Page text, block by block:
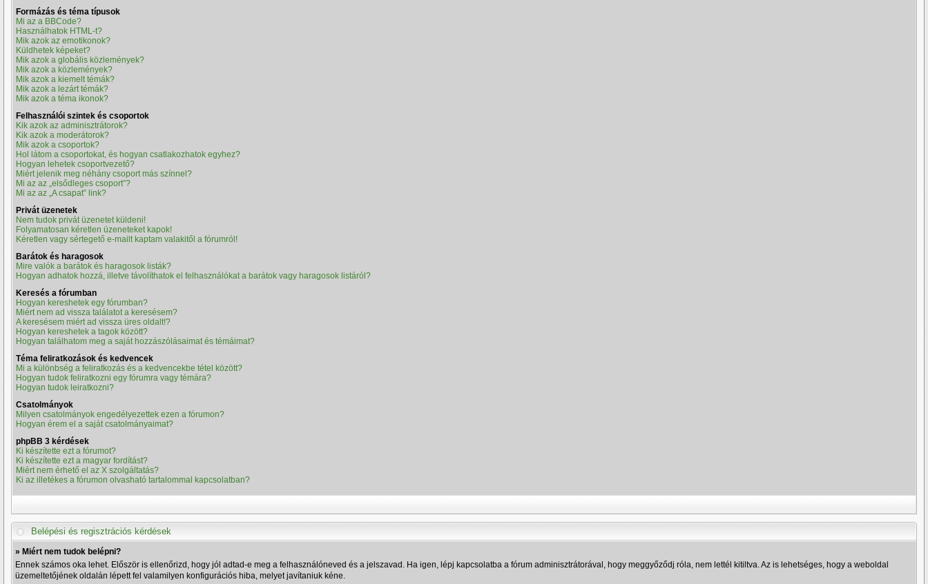
Formázás és téma típusok
Mi az a BBCode?
Használhatok HTML-t?
Mik azok az emotikonok?
Küldhetek képeket?
Mik azok a globális közlemények?
Mik azok a közlemények?
Mik azok a kiemelt témák?
Mik azok a lezárt témák?
Mik azok a téma ikonok?
Felhasználói szintek és csoportok
Kik azok az adminisztrátorok?
Kik azok a moderátorok?
Mik azok a csoportok?
Hol látom a csoportokat, és hogyan csatlakozhatok egyhez?
Hogyan lehetek csoportvezető?
Miért jelenik meg néhány csoport más színnel?
Mi az az „elsődleges csoport”?
Mi az az „A csapat” link?
Privát üzenetek
Nem tudok privát üzenetet küldeni!
Folyamatosan kéretlen üzeneteket kapok!
Kéretlen vagy sértegető e-mailt kaptam valakitől a fórumról!
Barátok és haragosok
Mire valók a barátok és haragosok listák?
Hogyan adhatok hozzá, illetve távolíthatok el felhasználókat a barátok vagy haragosok listáról?
Keresés a fórumban
Hogyan kereshetek egy fórumban?
Miért nem ad vissza találatot a keresésem?
A keresésem miért ad vissza üres oldalt!?
Hogyan kereshetek a tagok között?
Hogyan találhatom meg a saját hozzászólásaimat és témáimat?
Téma feliratkozások és kedvencek
Mi a különbség a feliratkozás és a kedvencekbe tétel között?
Hogyan tudok feliratkozni egy fórumra vagy témára?
Hogyan tudok leiratkozni?
Csatolmányok
Milyen csatolmányok engedélyezettek ezen a fórumon?
Hogyan érem el a saját csatolmányaimat?
phpBB 3 kérdések
Ki készítette ezt a fórumot?
Ki készítette ezt a magyar fordítást?
Miért nem érhető el az X szolgáltatás?
Ki az illetékes a fórumon olvasható tartalommal kapcsolatban?
Belépési és regisztrációs kérdések
» Miért nem tudok belépni?
Ennek számos oka lehet. Először is ellenőrizd, hogy jól adtad-e meg a felhasználóneved és a jelszavad. Ha igen, lépj kapcsolatba a fórum adminisztrátorával, hogy meggyőződj róla, nem lettél kitiltva. Az is lehetséges, hogy a weboldal
üzemeltetőjének oldalán lépett fel valamilyen konfigurációs hiba, melyet javítaniuk kéne.